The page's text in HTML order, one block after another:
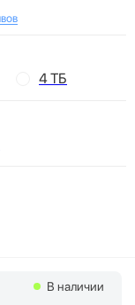
4 ТБ
В наличии